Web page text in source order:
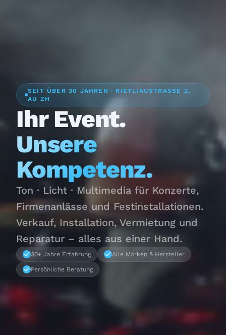
SEIT ÜBER 30 JAHREN · RIETLIAUSTRASSE 2,
AU ZH
Ihr Event.
Unsere
Kompetenz.
Ton · Licht · Multimedia für Konzerte,
Firmenanlässe und Festinstallationen.
Verkauf, Installation, Vermietung und
Reparatur – alles aus einer Hand.
30+ Jahre Erfahrung Alle Marken & Hersteller
Persönliche Beratung